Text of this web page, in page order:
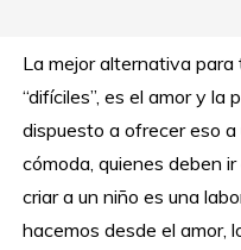
La mejor alternativa
“difíciles”, es el amor y la
dispuesto a ofrecer eso
cómoda, quienes deben
criar a un niño es una
hacemos desde el amor,